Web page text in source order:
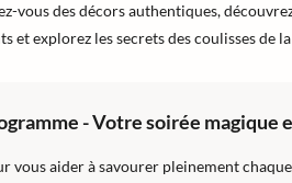
vous des décors authentiques,
et explorez les secrets des coulisses de
- Votre soirée magique
vous aider à savourer pleinement